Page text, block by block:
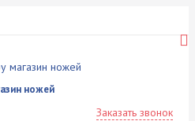
ножей
Заказать звонок